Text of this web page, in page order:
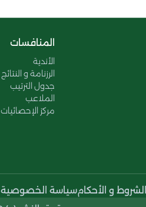
المنافسات
الأندية
الرزنامة و النتائج
جدول الترتيب
الملاعب
مركز الإحصائيات
الشروط و الأحكامسياسة الخصوصية